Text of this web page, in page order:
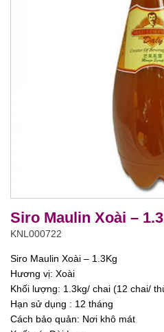
Siro Maulin Xoài –
KNL000722
Siro Maulin Xoài – 1.3Kg
Hương vị: Xoài
Khối lượng: 1.3kg/ chai (12 chai/
Hạn sử dụng : 12 tháng
Cách bảo quản: Nơi khô mát